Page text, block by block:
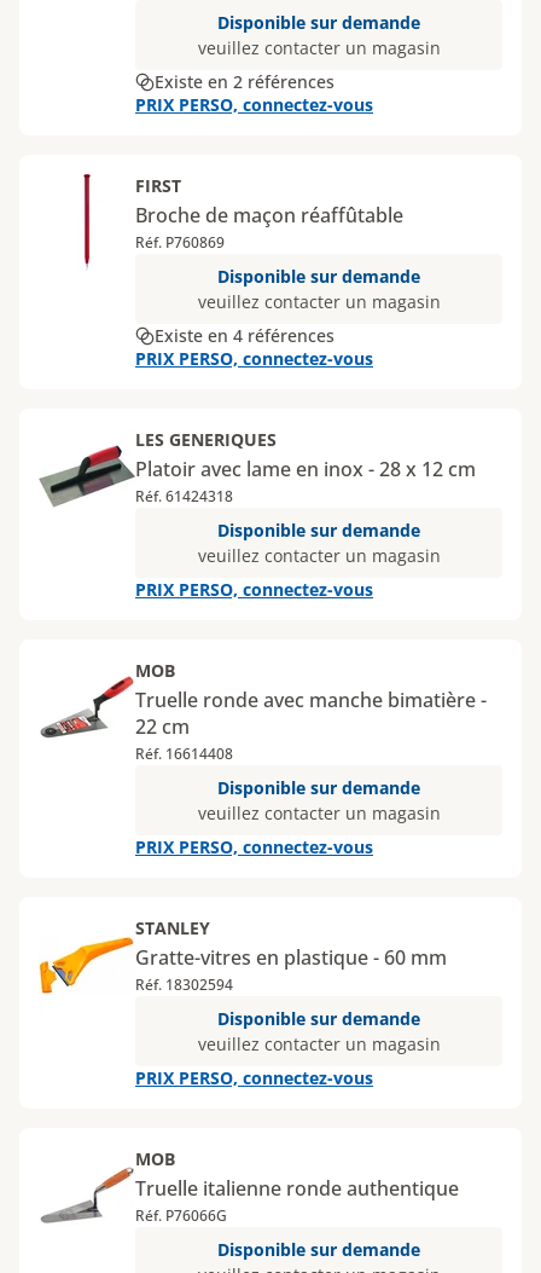
Disponible sur demande
veuillez contacter un magasin
Existe en 2 références
PRIX PERSO, connectez-vous
FIRST
Broche de maçon réaffûtable
Réf. P760869
Disponible sur demande
veuillez contacter un magasin
Existe en 4 références
PRIX PERSO, connectez-vous
LES GENERIQUES
Platoir avec lame en inox - 28 x 12 cm
Réf. 61424318
Disponible sur demande
veuillez contacter un magasin
PRIX PERSO, connectez-vous
MOB
Truelle ronde avec manche bimatière -
22 cm
Réf. 16614408
Disponible sur demande
veuillez contacter un magasin
PRIX PERSO, connectez-vous
STANLEY
Gratte-vitres en plastique - 60 mm
Réf. 18302594
Disponible sur demande
veuillez contacter un magasin
PRIX PERSO, connectez-vous
MOB
Truelle italienne ronde authentique
Réf. P76066G
Disponible sur demande